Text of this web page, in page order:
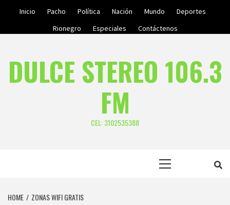
Inicio Pacho Política Nación Mundo
Deportes
Rionegro
Especiales Contáctenos
DULCE STEREO 106.3
FM
CEL: 3102535388
HOME ZONAS WIFI GRATIS